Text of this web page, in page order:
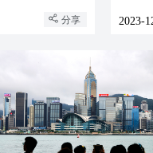
分享 2023-